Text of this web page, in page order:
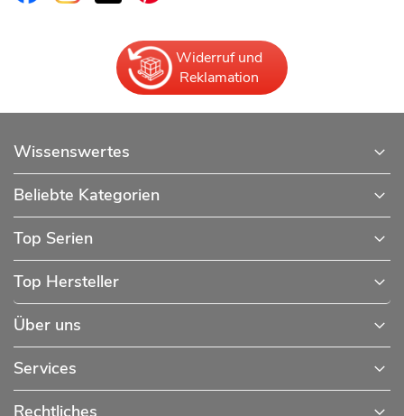
Widerruf und
Reklamation
Wissenswertes
Beliebte Kategorien
Top Serien
Top Hersteller
Über uns
Services
Rechtliches